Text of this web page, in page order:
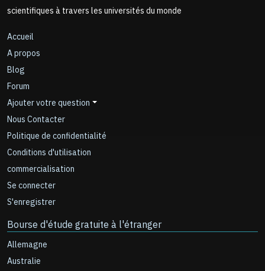
scientifiques à travers les universités du monde
Accueil
A propos
Blog
Forum
Ajouter votre question
Nous Contacter
Politique de confidentialité
Conditions d'utilisation
commercialisation
Se connecter
S'enregistrer
Bourse d'étude gratuite à l'étranger
Allemagne
Australie